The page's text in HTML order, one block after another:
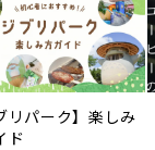
リパーク】楽しみ
ド